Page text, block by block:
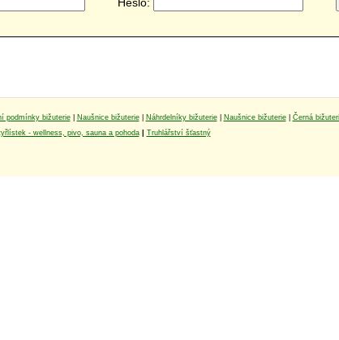
Heslo:
podmínky bižuterie| Naušnice bižuterie| Náhrdelníky bižuterie| Naušnice bižuterie| Černá
- wellness, pivo, sauna a pohoda| Truhlářství šťastný